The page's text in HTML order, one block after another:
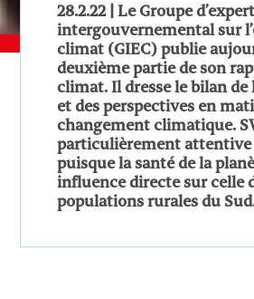
28.2.22 | Le Groupe
intergouvernemental sur
climat (GIEC) publie
deuxième partie de son
climat. Il dresse le bilan
et des perspectives en
changement climatique.
particulièrement attentive
puisque la santé de la
influence directe sur celle
populations rurales du